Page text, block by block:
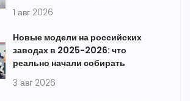
1 авг 2026
Новые модели на российских
заводах в 2025-2026: что
реально начали собирать
3 авг 2026